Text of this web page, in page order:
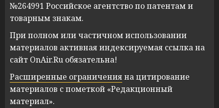
№264991 Российское агентство по патентам и
товарным знакам.
При полном или частичном использовании
материалов активная индексируемая ссылка на
сайт OnAir.Ru обязательна!
Расширенные ограниченияна цитирование
материалов с пометкой «Редакционный
материал».